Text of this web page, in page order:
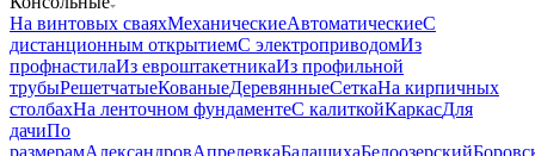
На винтовых сваяхМеханическиеАвтоматическиеС
дистанционным открытиемС электроприводомИз
профнастилаИз евроштакетникаИз профильной
трубыРешетчатыеКованыеДеревянныеСеткаНа кирпичных
столбахНа ленточном фундаментеС калиткойКаркасДля
дачиПо
размерамАлександровАпрелевкаБалашихаБелоозерский